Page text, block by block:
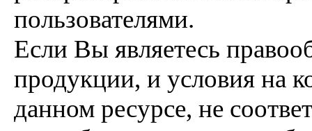
пользователями.
Если Вы являетесь
продукции, и условия на
данном ресурсе, не